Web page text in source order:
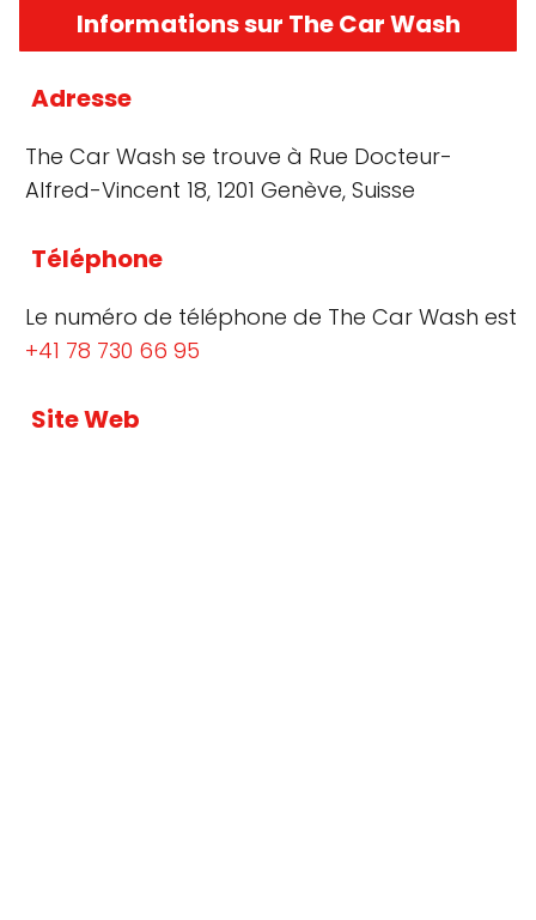
Informations sur The Car Wash
Adresse
The Car Wash se trouve à Rue Docteur-
Alfred-Vincent 18, 1201 Genève, Suisse
Téléphone
Le numéro de téléphone de The Car Wash est
+41 78 730 66 95
Site Web